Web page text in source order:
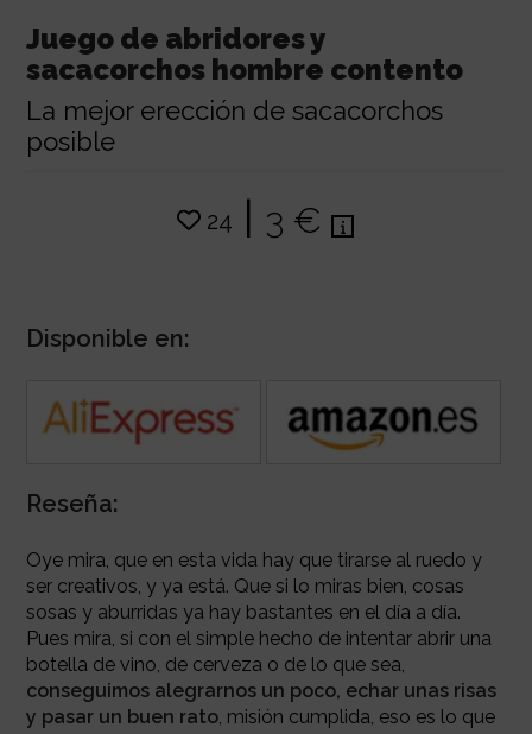
Juego de abridores y
sacacorchos hombre contento
La mejor erección de sacacorchos
posible
24 | 3 €
Disponible en:
Reseña:
Oye mira, que en esta vida hay que tirarse al ruedo y
ser creativos, y ya está. Que si lo miras bien, cosas
sosas y aburridas ya hay bastantes en el día a día.
Pues mira, si con el simple hecho de intentar abrir una
botella de vino, de cerveza o de lo que sea,
conseguimos alegrarnos un poco, echar unas risas
y pasar un buen rato, misión cumplida, eso es lo que